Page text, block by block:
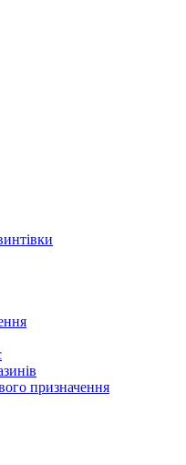
призначення